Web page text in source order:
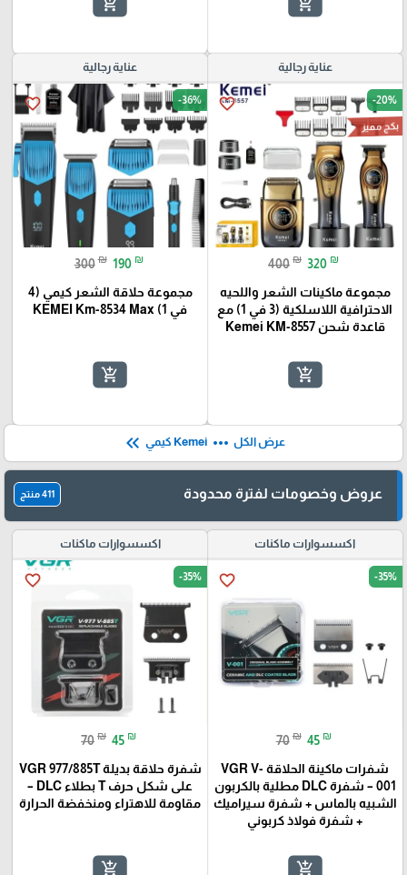
add_shopping_cart
add_shopping_cart
عناية رجالية
favorite_border -20%
بكج مميز
400 ₪ 320 ₪
مجموعة ماكينات الشعر واللحيه
الاحترافية اللاسلكية (3 في 1) مع
قاعدة شحن Kemei KM-8557
add_shopping_cart
عناية رجالية
favorite_border -36%
300 ₪ 190 ₪
مجموعة حلاقة الشعر كيمي (4
في 1) KEMEI Km-8534 Max
add_shopping_cart
عرض الكل more_horiz
keyboard_double_arrow_left
عروض وخصومات لفترة محدودة 411 منتج
اكسسوارات ماكنات
favorite_border -35%
70 ₪ 45 ₪
شفرات ماكينة الحلاقة VGR V-
001 – شفرة DLC مطلية بالكربون
الشبيه بالماس + شفرة سيراميك
+ شفرة فولاذ كربوني
add_shopping_cart
اكسسوارات ماكنات
favorite_border -35%
70 ₪ 45 ₪
شفرة حلاقة بديلة VGR 977/885T
على شكل حرف T بطلاء DLC –
مقاومة للاهتراء ومنخفضة الحرارة
add_shopping_cart